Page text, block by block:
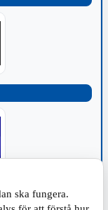
ska fungera.